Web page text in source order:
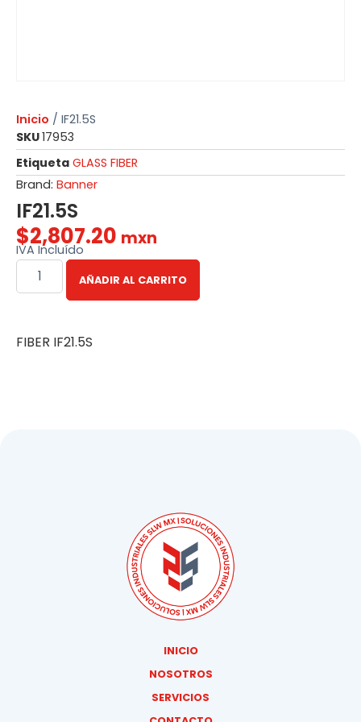
Inicio / IF21.5S
SKU17953
Etiqueta GLASS FIBER
Brand: Banner
IF21.5S
$2,807.20 mxn
IVA Incluído
AÑADIR AL CARRITO
FIBER IF21.5S
INICIO
NOSOTROS
SERVICIOS